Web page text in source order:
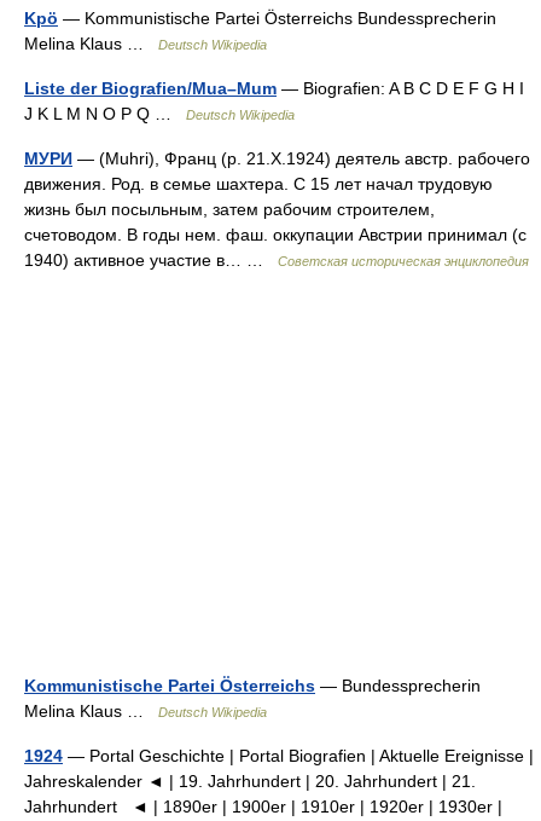
Kpö — Kommunistische Partei Österreichs Bundessprecherin
Melina Klaus …
Deutsch Wikipedia
Liste der Biografien/Mua–Mum — Biografien: A B C D E F G H I
J K L M N O P Q …
Deutsch Wikipedia
МУРИ — (Muhri), Франц (р. 21.X.1924) деятель австр. рабочего
движения. Род. в семье шахтера. С 15 лет начал трудовую
жизнь был посыльным, затем рабочим строителем,
счетоводом. В годы нем. фаш. оккупации Австрии принимал (с
1940) активное участие в… …
Советская историческая энциклопедия
Kommunistische Partei Österreichs — Bundessprecherin
Melina Klaus …
Deutsch Wikipedia
1924 — Portal Geschichte | Portal Biografien | Aktuelle Ereignisse |
Jahreskalender ◄ | 19. Jahrhundert | 20. Jahrhundert | 21.
Jahrhundert ◄ | 1890er | 1900er | 1910er | 1920er | 1930er |